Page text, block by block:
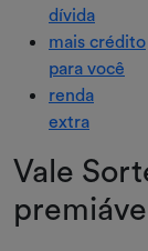
dívida
mais crédito
para você
renda
extra
Vale